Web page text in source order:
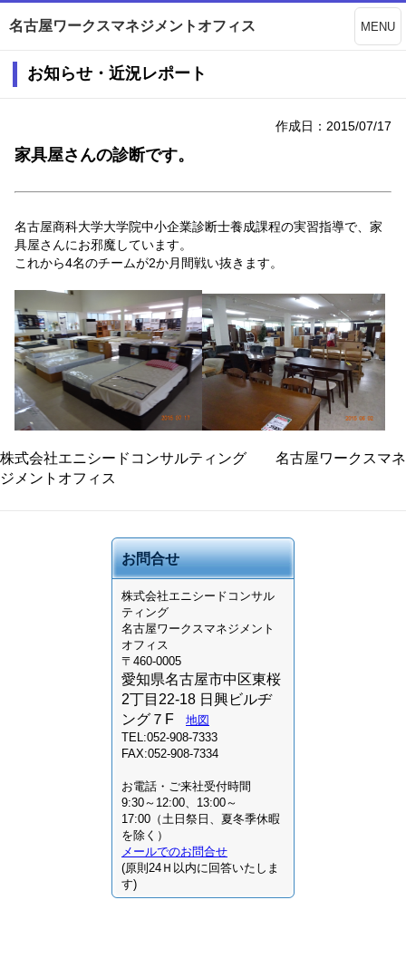
名古屋ワークスマネジメントオフィス MENU
お知らせ・近況レポート
作成日：2015/07/17
家具屋さんの診断です。
名古屋商科大学大学院中小企業診断士養成課程の実習指導で、家
具屋さんにお邪魔しています。
これから4名のチームが2か月間戦い抜きます。
株式会社エニシードコンサルティング 名古屋ワークスマネ
ジメントオフィス
お問合せ
株式会社エニシードコンサル
ティング
名古屋ワークスマネジメント
オフィス
〒460-0005
愛知県名古屋市中区東桜
2丁目22-18 日興ビルヂ
ング７F
地図
TEL:052-908-7333
FAX:052-908-7334
お電話・ご来社受付時間
9:30～12:00、13:00～
17:00（土日祭日、夏冬季休暇
を除く）
メールでのお問合せ
(原則24Ｈ以内に回答いたしま
す)